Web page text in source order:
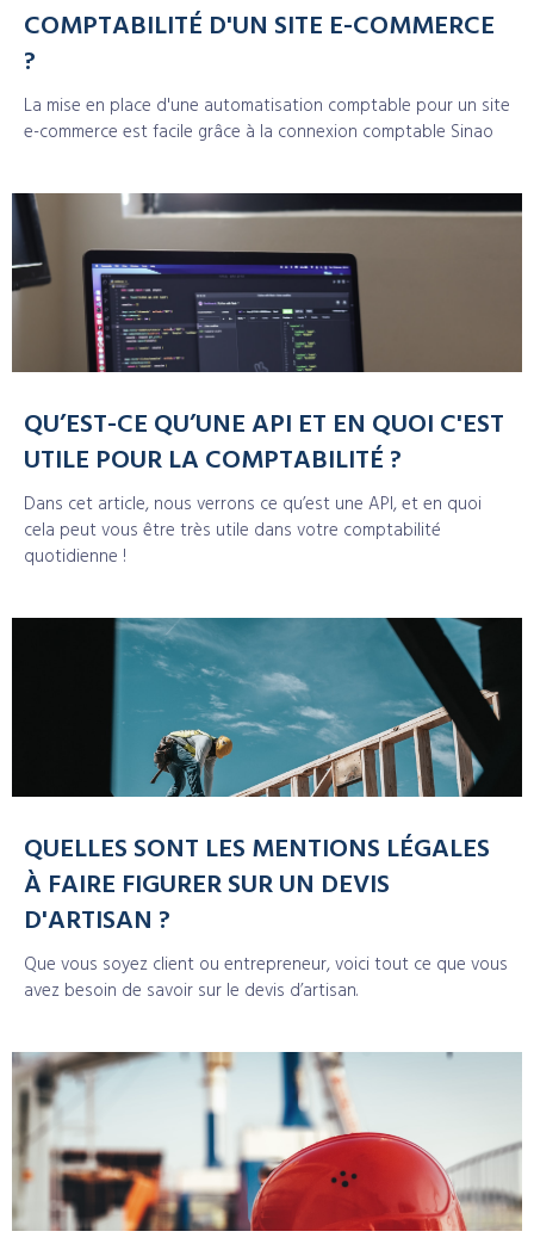
COMPTABILITÉ D'UN SITE E-COMMERCE
?
La mise en place d'une automatisation comptable pour un site
e-commerce est facile grâce à la connexion comptable Sinao
QU’EST-CE QU’UNE API ET EN QUOI C'EST
UTILE POUR LA COMPTABILITÉ ?
Dans cet article, nous verrons ce qu’est une API, et en quoi
cela peut vous être très utile dans votre comptabilité
quotidienne !
QUELLES SONT LES MENTIONS LÉGALES
À FAIRE FIGURER SUR UN DEVIS
D'ARTISAN ?
Que vous soyez client ou entrepreneur, voici tout ce que vous
avez besoin de savoir sur le devis d’artisan.